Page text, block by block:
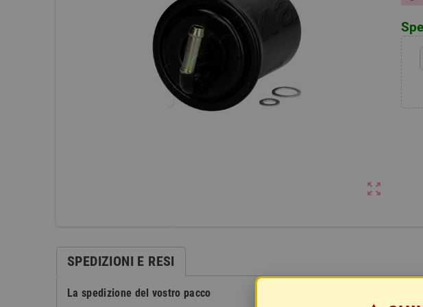
zoom_out_map
SPEDIZIONI E RESI
La spedizione del vostro pacco